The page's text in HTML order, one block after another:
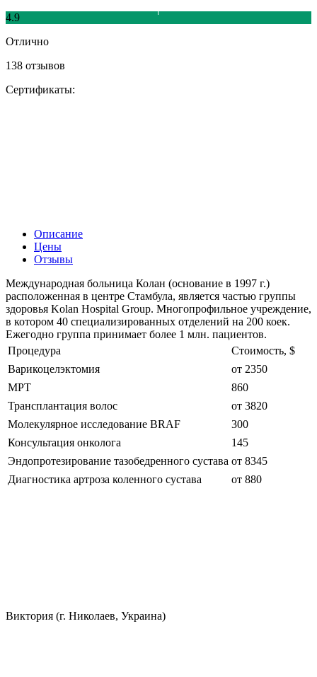
4.9
Отлично
138 отзывов
Сертификаты:
Описание
Цены
Отзывы
Международная больница Колан (основание в 1997 г.)
расположенная в центре Стамбула, является частью группы
здоровья Kolan Hospital Group. Многопрофильное учреждение,
в котором 40 специализированных отделений на 200 коек.
Ежегодно группа принимает более 1 млн. пациентов.
Процедура
Стоимость, $
Варикоцелэктомия
от 2350
МРТ
860
Трансплантация волос
от 3820
Молекулярное исследование BRAF
300
Консультация онколога
145
Эндопротезирование тазобедренного сустава от 8345
Диагностика артроза коленного сустава
от 880
Виктория (г. Николаев, Украина)